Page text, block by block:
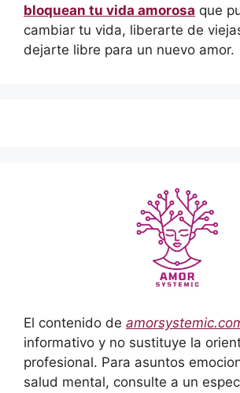
bloquean tu vida amorosa que
cambiar tu vida, liberarte de
dejarte libre para un nuevo amor.
El contenido de
informativo y no sustituye la
profesional. Para asuntos
salud mental, consulte a un